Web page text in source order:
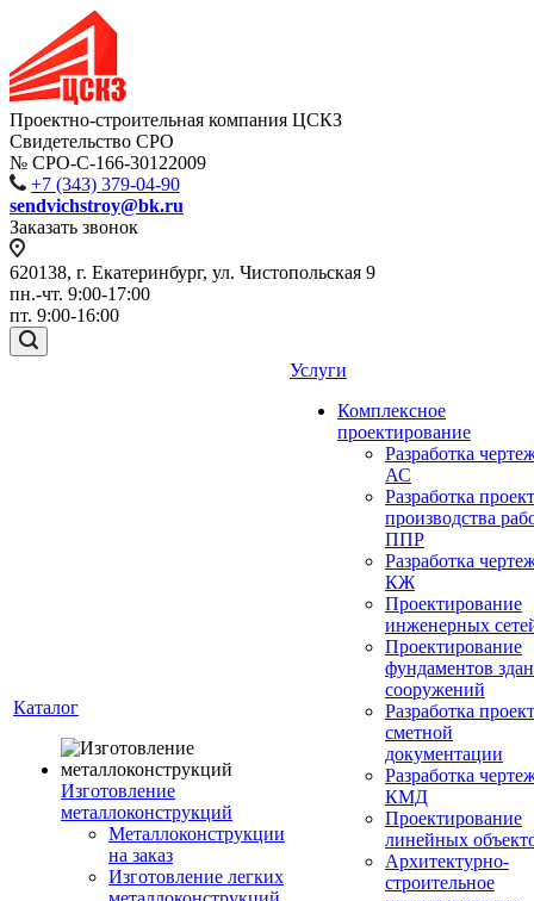
Проектно-строительная компания ЦСКЗ
Свидетельство СРО
№ СРО-С-166-30122009
+7 (343) 379-04-90
sendvichstroy@bk.ru
Заказать звонок
620138, г. Екатеринбург, ул. Чистопольская 9
пн.-чт. 9:00-17:00
пт. 9:00-16:00
Каталог
Изготовление
металлоконструкций
Металлоконструкции
на заказ
Изготовление легких
Услуги
Комплексное
проектирование
Разработка
АС
Разработка
производства
ППР
Разработка
КЖ
Проектирование
инженерных
Проектирование
фундаментов
сооружений
Разработка
сметной
документации
Разработка
КМД
Проектирование
линейных
Архитектурно-
строительное